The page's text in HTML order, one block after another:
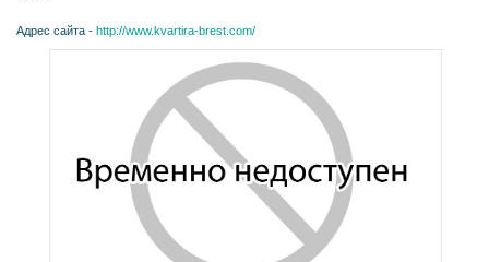
Адрес сайта - http://www.kvartira-brest.com/